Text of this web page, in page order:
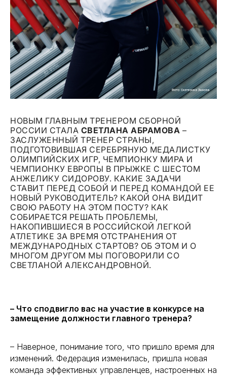
НОВЫМ ГЛАВНЫМ ТРЕНЕРОМ СБОРНОЙ
РОССИИ СТАЛА СВЕТЛАНА АБРАМОВА –
ЗАСЛУЖЕННЫЙ ТРЕНЕР СТРАНЫ,
ПОДГОТОВИВШАЯ СЕРЕБРЯНУЮ МЕДАЛИСТКУ
ОЛИМПИЙСКИХ ИГР, ЧЕМПИОНКУ МИРА И
ЧЕМПИОНКУ ЕВРОПЫ В ПРЫЖКЕ С ШЕСТОМ
АНЖЕЛИКУ СИДОРОВУ. КАКИЕ ЗАДАЧИ
СТАВИТ ПЕРЕД СОБОЙ И ПЕРЕД КОМАНДОЙ ЕЕ
НОВЫЙ РУКОВОДИТЕЛЬ? КАКОЙ ОНА ВИДИТ
СВОЮ РАБОТУ НА ЭТОМ ПОСТУ? КАК
СОБИРАЕТСЯ РЕШАТЬ ПРОБЛЕМЫ,
НАКОПИВШИЕСЯ В РОССИЙСКОЙ ЛЕГКОЙ
АТЛЕТИКЕ ЗА ВРЕМЯ ОТСТРАНЕНИЯ ОТ
МЕЖДУНАРОДНЫХ СТАРТОВ? ОБ ЭТОМ И О
МНОГОМ ДРУГОМ МЫ ПОГОВОРИЛИ СО
СВЕТЛАНОЙ АЛЕКСАНДРОВНОЙ.
– Что сподвигло вас на участие в конкурсе на
замещение должности главного тренера?
– Наверное, понимание того, что пришло время для
изменений. Федерация изменилась, пришла новая
команда эффективных управленцев, настроенных на